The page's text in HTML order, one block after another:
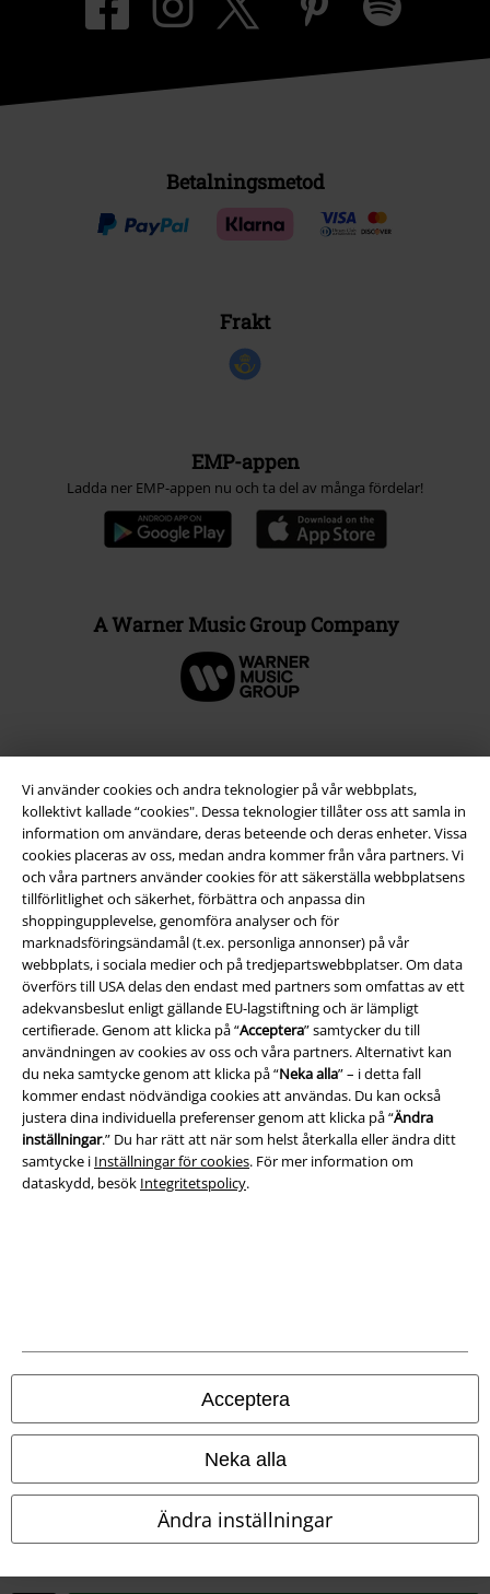
Vi använder cookies och andra teknologier på vår webbplats,
kollektivt kallade “cookies". Dessa teknologier tillåter oss att samla in
information om användare, deras beteende och deras enheter. Vissa
cookies placeras av oss, medan andra kommer från våra partners. Vi
och våra partners använder cookies för att säkerställa webbplatsens
tillförlitlighet och säkerhet, förbättra och anpassa din
shoppingupplevelse, genomföra analyser och för
marknadsföringsändamål (t.ex. personliga annonser) på vår
webbplats, i sociala medier och på tredjepartswebbplatser. Om data
överförs till USA delas den endast med partners som omfattas av ett
adekvansbeslut enligt gällande EU-lagstiftning och är lämpligt
certifierade. Genom att klicka på “Acceptera” samtycker du till
användningen av cookies av oss och våra partners. Alternativt kan
du neka samtycke genom att klicka på “Neka alla” – i detta fall
kommer endast nödvändiga cookies att användas. Du kan också
justera dina individuella preferenser genom att klicka på “Ändra
inställningar.” Du har rätt att när som helst återkalla eller ändra ditt
samtycke i Inställningar för cookies. För mer information om
dataskydd, besök Integritetspolicy.
Acceptera
Neka alla
Ändra inställningar
Betalningsmetod
Frakt
EMP-appen
Ladda ner EMP-appen nu och ta del av många fördelar!
A Warner Music Group Company
Juridisk information/Villkor
Villkor
Om oss
Ladda ner villkoren
Avfallshantering och miljöskydd
Försäkran om överensstämmelse
Alla priser inkl. moms.Fraktkostnad tillkommer.
© 1986-2026 E.M.P. Merchandising HGmbH
Våra onlinebutiker